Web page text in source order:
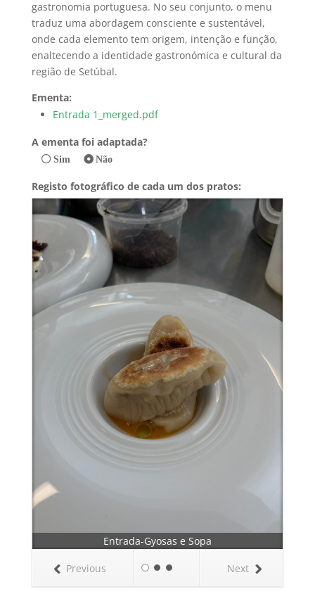
gastronomia portuguesa. No seu conjunto, o menu
traduz uma abordagem consciente e sustentável,
onde cada elemento tem origem, intenção e função,
enaltecendo a identidade gastronómica e cultural da
região de Setúbal.
Ementa:
Entrada 1_merged.pdf
A ementa foi adaptada?
Sim Não
Registo fotográfico de cada um dos pratos:
Entrada-Gyosas e Sopa
Next
Previous